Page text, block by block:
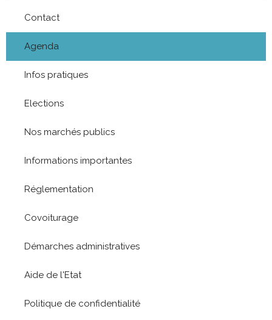
Contact
Agenda
Infos pratiques
Elections
Nos marchés publics
Informations importantes
Réglementation
Covoiturage
Démarches administratives
Aide de l'Etat
Politique de confidentialité